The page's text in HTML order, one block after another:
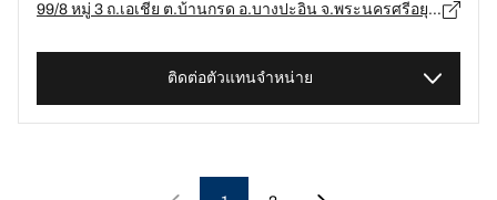
99/8 หมู่ 3 ถ.เอเชีย ต.บ้านกรด อ.บางปะอิน จ.พระนครศรีอยุธยา 13160, พระนครศรีอยุธยา - 13160
ติดต่อตัวแทนจำหน่าย